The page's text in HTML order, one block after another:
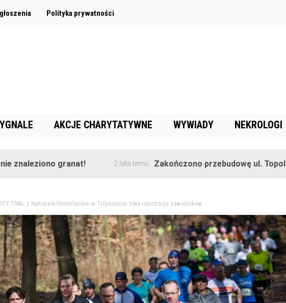
Polityka prywatności
AKCJE CHARYTATYWNE WYWIADY NEKROLOGI
granat! 2 lata temu Zakończono przebudowę ul. Topolowej w
TRAIL z Nationale-Nederlanden w Trójmieście: trwa rejestracja zawodników